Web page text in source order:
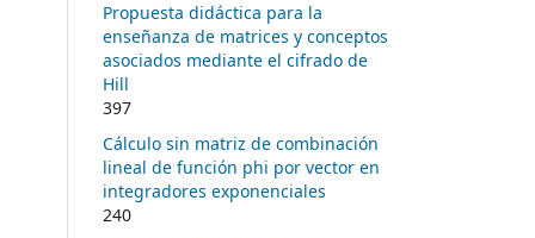
Propuesta didáctica para la
enseñanza de matrices y conceptos
asociados mediante el cifrado de
Hill
397
Cálculo sin matriz de combinación
lineal de función phi por vector en
integradores exponenciales
240